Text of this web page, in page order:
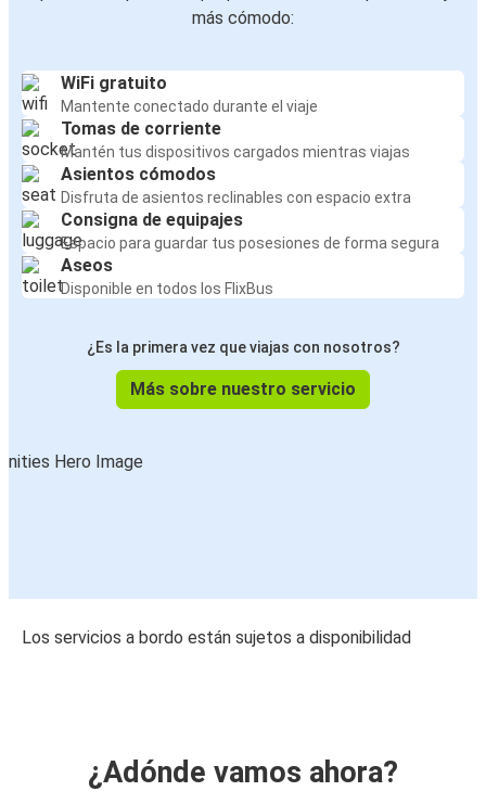
más cómodo:
WiFi gratuito
Mantente conectado durante el viaje
Tomas de corriente
Mantén tus dispositivos cargados mientras viajas
Asientos cómodos
Disfruta de asientos reclinables con espacio extra
Consigna de equipajes
Espacio para guardar tus posesiones de forma segura
Aseos
Disponible en todos los FlixBus
¿Es la primera vez que viajas con nosotros?
Más sobre nuestro servicio
Los servicios a bordo están sujetos a disponibilidad
¿Adónde vamos ahora?